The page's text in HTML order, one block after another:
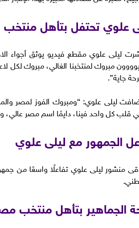
علوي تحتفل بتأهل
ليلى علوي مقطع فيديو يوثق أجواء
مبروك لمنتخبنا الغالي، مبروك
جاية”.
ليلى علوي: “ومبروك الفوز لمصر
قلب كل واحد فينا، دايمًا اسم مصر عالي،
الجمهور مع ليلى علوي
منشور ليلى علوي تفاعلًا واسعًا من
الجماهير بتأهل منتخب